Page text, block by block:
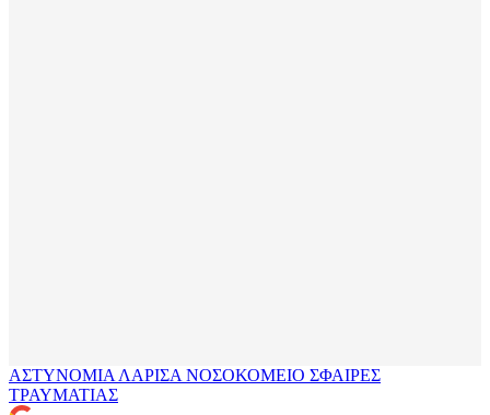
ΑΣΤΥΝΟΜΙΑ ΛΑΡΙΣΑ ΝΟΣΟΚΟΜΕΙΟ ΣΦΑΙΡΕΣ
ΤΡΑΥΜΑΤΙΑΣ